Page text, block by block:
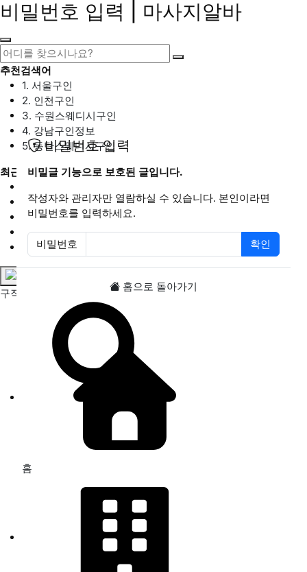
비밀번호 입력 | 마사지알바
추천검색어
1. 서울구인
2. 인천구인
3. 수원스웨디시구인
4. 강남구인정보
5. 동탄스웨디시구인
최근검색어
2. 성남아로마구인
3. 스웨디시구인
4. 안산스웨디시구인
5. 아로마구인
구직정보
비밀번호 입력
비밀글 기능으로 보호된 글입니다.
작성자와 관리자만 열람하실 수 있습니다. 본인이라면
비밀번호를 입력하세요.
비밀번호
필수 확인
홈으로 돌아가기
홈